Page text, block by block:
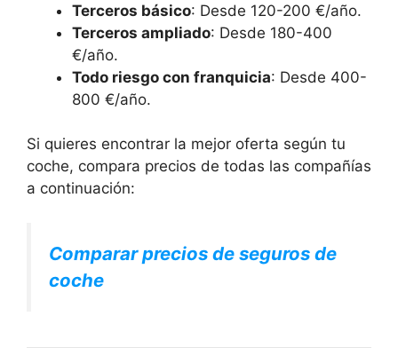
Terceros básico: Desde 120-200 €/año.
Terceros ampliado: Desde 180-400
€/año.
Todo riesgo con franquicia: Desde 400-
800 €/año.
Si quieres encontrar la mejor oferta según tu
coche, compara precios de todas las compañías
a continuación:
Comparar precios de seguros de
coche